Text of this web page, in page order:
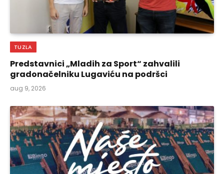
TUZLA
Predstavnici „Mladih za Sport“ zahvalili
gradonačelniku Lugaviću na podršci
aug 9, 2026